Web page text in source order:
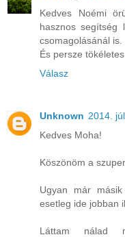
Kedves Noémi
hasznos segítség
csomagolásánál is.
És persze
Válasz
Unknown 2014.
Kedves Moha!
Köszönöm a
Ugyan már
esetleg ide jobban
Láttam nálad